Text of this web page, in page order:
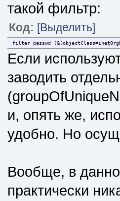
такой фильтр:
Код: [Выделить]
filter passwd
Если
заводить
и, опять же,
удобно. Но
Вообще, в
практически